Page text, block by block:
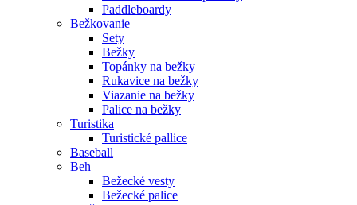
Paddleboardy
Bežkovanie
Sety
Bežky
Topánky na bežky
Rukavice na bežky
Viazanie na bežky
Palice na bežky
Turistika
Turistické pallice
Baseball
Beh
Bežecké vesty
Bežecké palice